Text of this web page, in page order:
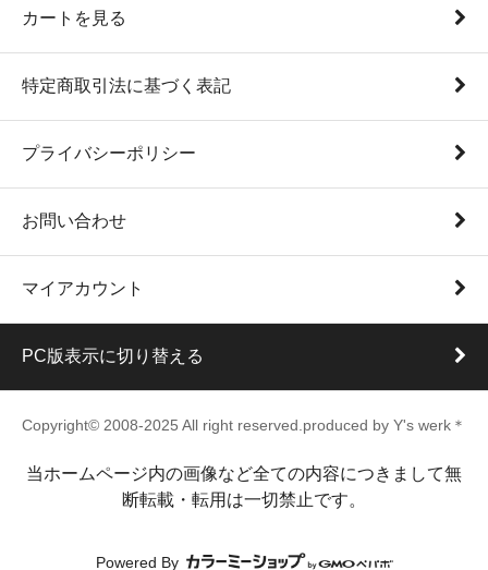
カートを見る
特定商取引法に基づく表記
プライバシーポリシー
お問い合わせ
マイアカウント
PC版表示に切り替える
Copyright© 2008-2025 All right reserved.produced by Y's werk＊
当ホームページ内の画像など全ての内容につきまして無
断転載・転用は一切禁止です。
Powered By